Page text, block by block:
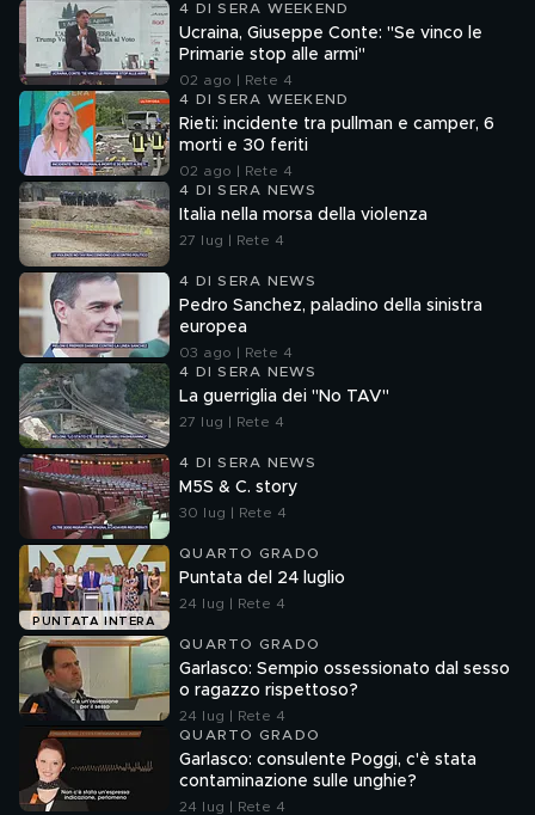
4 DI SERA WEEKEND
Ucraina, Giuseppe Conte: "Se vinco le
Primarie stop alle armi"
02 ago | Rete 4
4 DI SERA WEEKEND
Rieti: incidente tra pullman e camper, 6
morti e 30 feriti
02 ago | Rete 4
4 DI SERA NEWS
Italia nella morsa della violenza
27 lug | Rete 4
4 DI SERA NEWS
Pedro Sanchez, paladino della sinistra
europea
03 ago | Rete 4
4 DI SERA NEWS
La guerriglia dei "No TAV"
27 lug | Rete 4
4 DI SERA NEWS
M5S & C. story
30 lug | Rete 4
PUNTATA INTERA
QUARTO GRADO
Puntata del 24 luglio
24 lug | Rete 4
QUARTO GRADO
Garlasco: Sempio ossessionato dal sesso
o ragazzo rispettoso?
24 lug | Rete 4
QUARTO GRADO
Garlasco: consulente Poggi, c'è stata
contaminazione sulle unghie?
24 lug | Rete 4